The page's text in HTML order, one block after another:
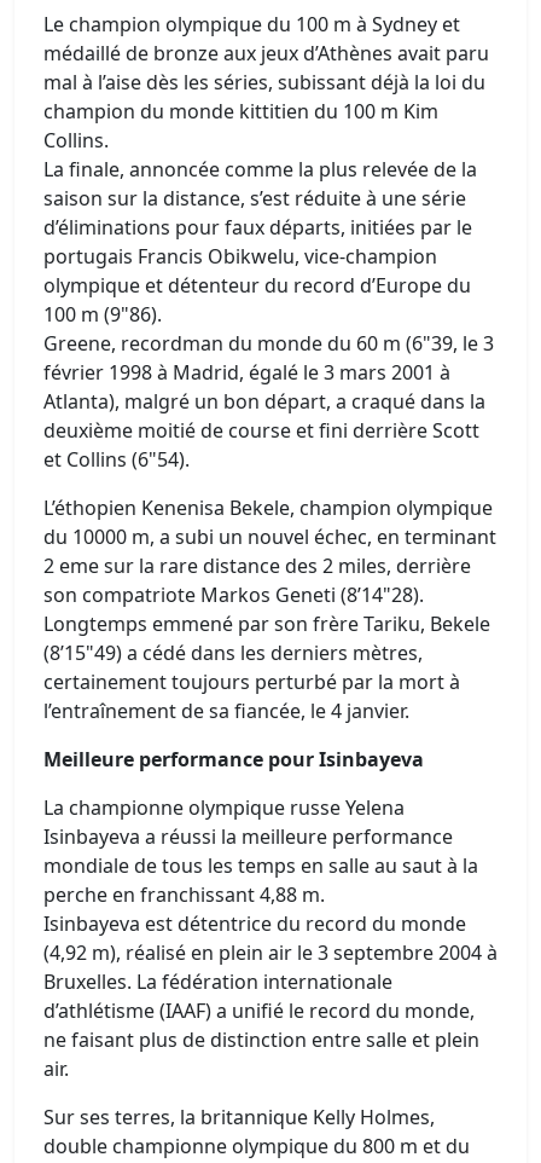
Le champion olympique du 100 m à Sydney et
médaillé de bronze aux jeux d’Athènes avait paru
mal à l’aise dès les séries, subissant déjà la loi du
champion du monde kittitien du 100 m Kim
Collins.
La finale, annoncée comme la plus relevée de la
saison sur la distance, s’est réduite à une série
d’éliminations pour faux départs, initiées par le
portugais Francis Obikwelu, vice-champion
olympique et détenteur du record d’Europe du
100 m (9"86).
Greene, recordman du monde du 60 m (6"39, le 3
février 1998 à Madrid, égalé le 3 mars 2001 à
Atlanta), malgré un bon départ, a craqué dans la
deuxième moitié de course et fini derrière Scott
et Collins (6"54).
L’éthopien Kenenisa Bekele, champion olympique
du 10000 m, a subi un nouvel échec, en terminant
2 eme sur la rare distance des 2 miles, derrière
son compatriote Markos Geneti (8’14"28).
Longtemps emmené par son frère Tariku, Bekele
(8’15"49) a cédé dans les derniers mètres,
certainement toujours perturbé par la mort à
l’entraînement de sa fiancée, le 4 janvier.
Meilleure performance pour Isinbayeva
La championne olympique russe Yelena
Isinbayeva a réussi la meilleure performance
mondiale de tous les temps en salle au saut à la
perche en franchissant 4,88 m.
Isinbayeva est détentrice du record du monde
(4,92 m), réalisé en plein air le 3 septembre 2004 à
Bruxelles. La fédération internationale
d’athlétisme (IAAF) a unifié le record du monde,
ne faisant plus de distinction entre salle et plein
air.
Sur ses terres, la britannique Kelly Holmes,
double championne olympique du 800 m et du